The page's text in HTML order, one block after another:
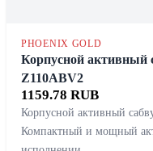
PHOENIX GOLD
Корпусной активный
Z110ABV2
1159.78 RUB
Корпусной активный
Компактный и мощный